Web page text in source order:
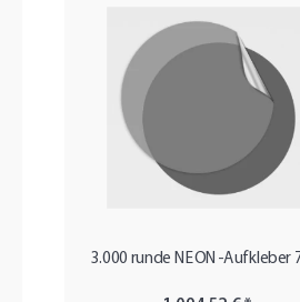
3.000 runde NEON-Aufkleber